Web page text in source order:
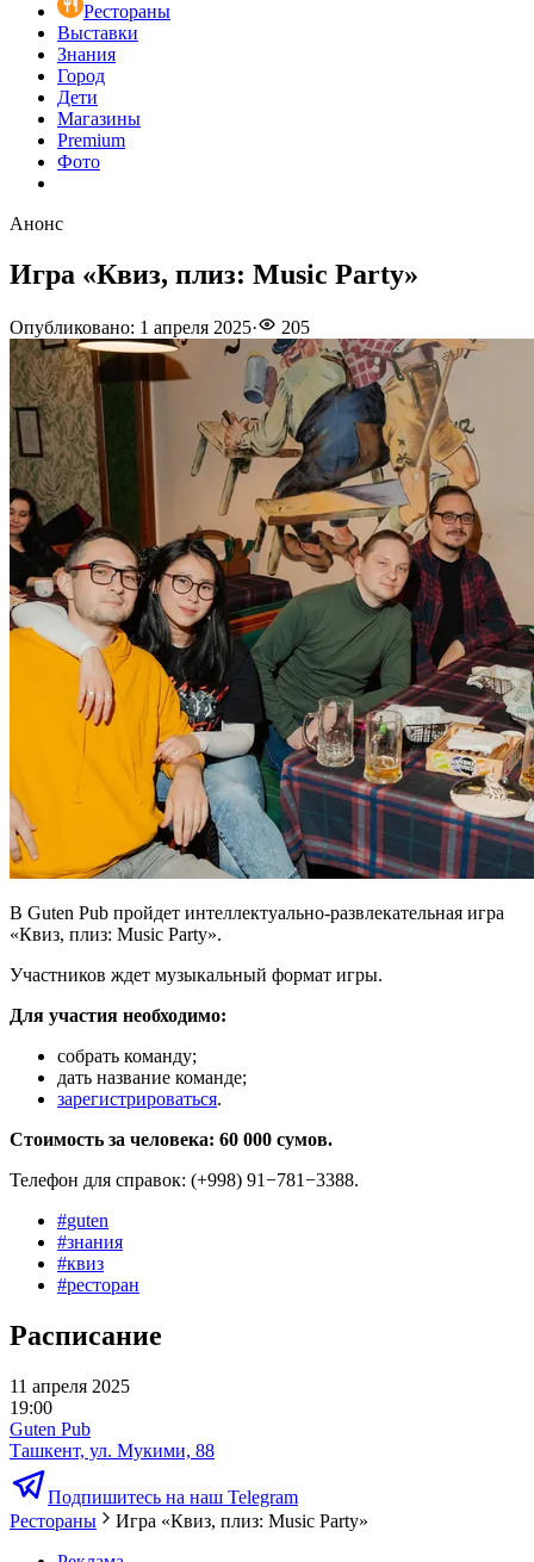
Рестораны
Выставки
Знания
Город
Дети
Магазины
Premium
Фото
Анонс
Игра «Квиз, плиз: Music Party»
Опубликовано: 1 апреля 2025· 205
В Guten Pub пройдет интеллектуально-развлекательная игра
«Квиз, плиз: Music Party».
Участников ждет музыкальный формат игры.
Для участия необходимо:
собрать команду;
дать название команде;
зарегистрироваться.
Стоимость за человека: 60 000 сумов.
Телефон для справок: (+998) 91−781−3388.
#guten
#знания
#квиз
#ресторан
Расписание
11 апреля 2025
19:00
Guten Pub
Ташкент, ул. Мукими, 88
Подпишитесь на наш Telegram
Рестораны
Игра «Квиз, плиз: Music Party»